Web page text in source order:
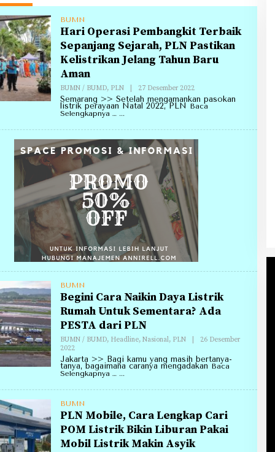
BUMN
Hari Operasi Pembangkit Terbaik
Sepanjang Sejarah, PLN Pastikan
Kelistrikan Jelang Tahun Baru
Aman
BUMN / BUMD, PLN 27 Desember 2022Oleh
Redaksi
Annirell.Com
Semarang >> Setelah mengamankan pasokan
listrik perayaan Natal 2022, PLN
Baca
Selengkapnya …
BUMN
Begini Cara Naikin Daya Listrik
Rumah Untuk Sementara? Ada
PESTA dari PLN
BUMN / BUMD, Headline, Nasional, PLN
26 Desember
2022Oleh
Redaksi
Annirell.Com
Jakarta >> Bagi kamu yang masih bertanya-
tanya, bagaimana caranya mengadakan Baca
Selengkapnya …
BUMN
PLN Mobile, Cara Lengkap Cari
POM Listrik Bikin Liburan Pakai
Mobil Listrik Makin Asyik